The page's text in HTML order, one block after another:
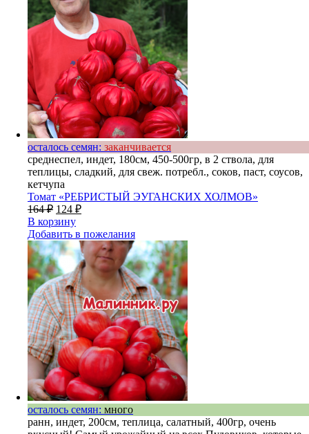
осталось семян: заканчивается
среднеспел, индет, 180см, 450-500гр, в 2 ствола, для
теплицы, сладкий, для свеж. потребл., соков, паст, соусов,
кетчупа
Томат «РЕБРИСТЫЙ ЭУГАНСКИХ ХОЛМОВ»
164₽ 124 ₽
В корзину
Добавить в пожелания
осталось семян: много
ранн, индет, 200см, теплица, салатный, 400гр, очень